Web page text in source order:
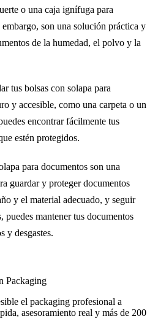
o una caja ignífuga para
son una solución práctica y
de la humedad, el polvo y la
tus bolsas con solapa para
y accesible, como una carpeta o un
encontrar fácilmente tus
estén protegidos.
para documentos son una
guardar y proteger documentos
y el material adecuado, y seguir
puedes mantener tus documentos
y desgastes.
Packaging
el packaging profesional a
asesoramiento real y más de 200